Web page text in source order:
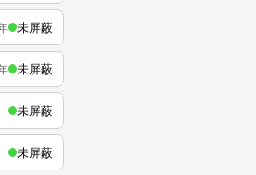
未屏蔽
未屏蔽
未屏蔽
未屏蔽